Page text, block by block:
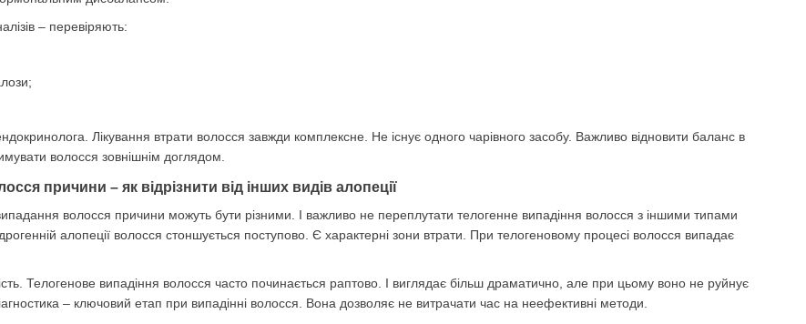
– перевіряють:
Лікування втрати волосся завжди комплексне. Не існує одного чарівного засобу. Важливо відновити баланс в
волосся зовнішнім доглядом.
причини – як відрізнити від інших видів алопеції
волосся причини можуть бути різними. І важливо не переплутати телогенне випадіння волосся з іншими типами
алопеції волосся стоншується поступово. Є характерні зони втрати. При телогеновому процесі волосся випадає
Телогенове випадіння волосся часто починається раптово. І виглядає більш драматично, але при цьому воно не руйнує
– ключовий етап при випадінні волосся. Вона дозволяє не витрачати час на неефективні методи.